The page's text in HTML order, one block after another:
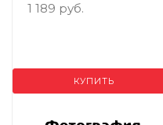
1 189 руб.
КУПИТЬ